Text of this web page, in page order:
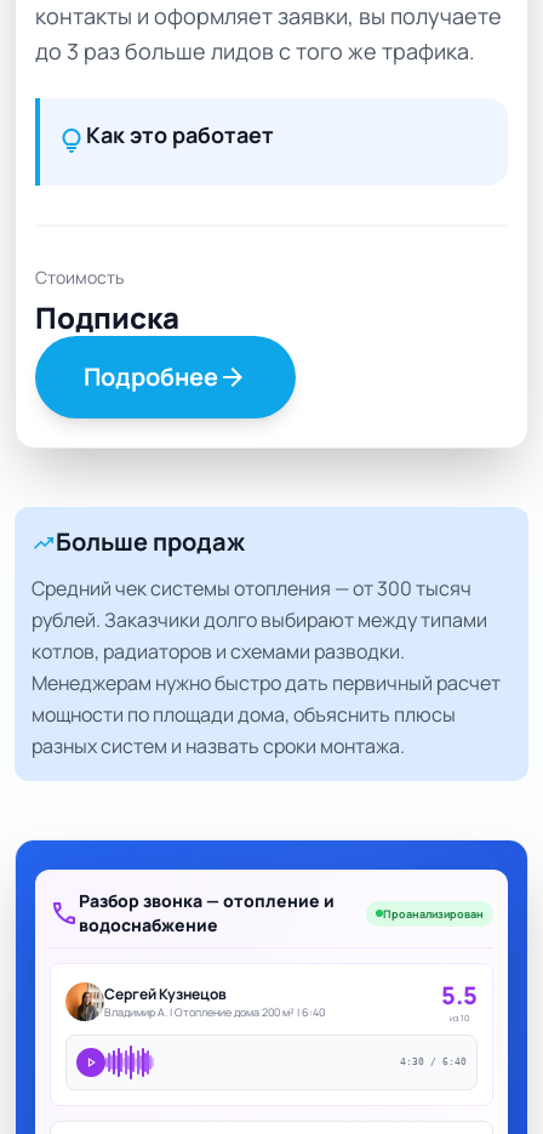
контакты и оформляет заявки, вы получаете
до 3 раз больше лидов с того же трафика.
lightbulb Как это работает
Стоимость
Подписка
Подробнееarrow_forward
trending_upБольше продаж
Средний чек системы отопления — от 300 тысяч
рублей. Заказчики долго выбирают между типами
котлов, радиаторов и схемами разводки.
Менеджерам нужно быстро дать первичный расчет
мощности по площади дома, объяснить плюсы
разных систем и назвать сроки монтажа.
call Разбор звонка — отопление и
водоснабжение
Проанализирован
Сергей Кузнецов
Владимир А. | Отопление дома 200 м² | 6:40 5.5
из 10
play_arrow 4:30 / 6:40